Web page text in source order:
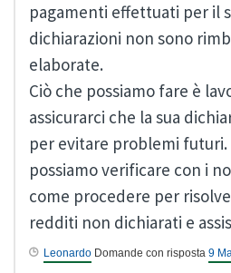
pagamenti effettuati per il
dichiarazioni non sono
elaborate.
Ciò che possiamo fare è
assicurarci che la sua
per evitare problemi futuri.
possiamo verificare con i
come procedere per
redditi non dichiarati e
Leonardo Domande con risposta 9